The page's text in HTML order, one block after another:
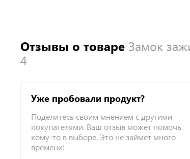
Отзывы о товаре Замок
4
Уже пробовали продукт?
Поделитесь своим мнением с другими
покупателями. Ваш отзыв может помочь
кому-то в выборе. Это не займет много
времени!